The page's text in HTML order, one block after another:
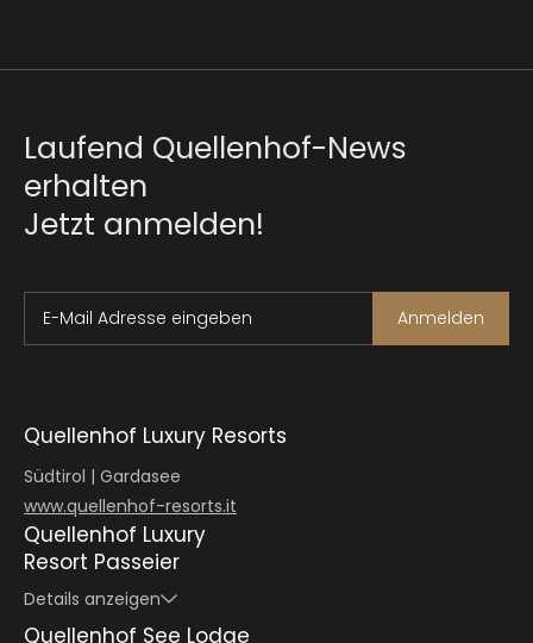
Laufend Quellenhof-News
erhalten
Jetzt anmelden!
E-Mail Adresse eingeben Anmelden
Quellenhof Luxury Resorts
Südtirol | Gardasee
www.quellenhof-resorts.it
Quellenhof Luxury
Resort Passeier
Details anzeigen
Quellenhof See Lodge